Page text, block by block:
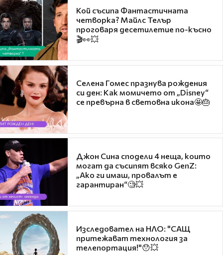
Кой съсипа Фантастичната
четворка? Майлс Телър
проговаря десетилетие по-късно
🎬👀💥
Селена Гомес празнува рождения
си ден: Как момичето от „Disney“
се превърна в световна икона🤩🎂
Джон Сина сподели 4 неща, които
могат да съсипят всяко GenZ:
„Ако ги имаш, провалът е
гарантиран“🧐💥
Изследовател на НЛО: "САЩ
притежават технология за
телепортация!"😯💥